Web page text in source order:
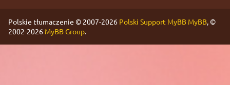
Polskie tłumaczenie © 2007-2026 Polski Support MyBB MyBB, ©
2002-2026 MyBB Group.